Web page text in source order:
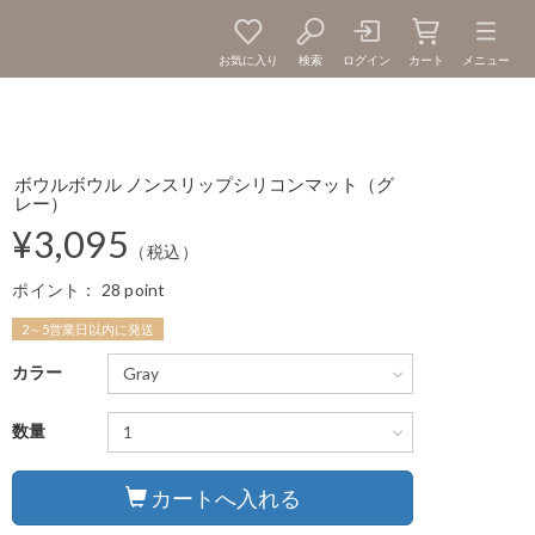
お気に入り 検索 ログイン カート メニュー
ボウルボウル ノンスリップシリコンマット（グ
レー）
¥3,095 （税込）
ポイント： 28 point
2～5営業日以内に発送
カラー
数量
カートへ入れる